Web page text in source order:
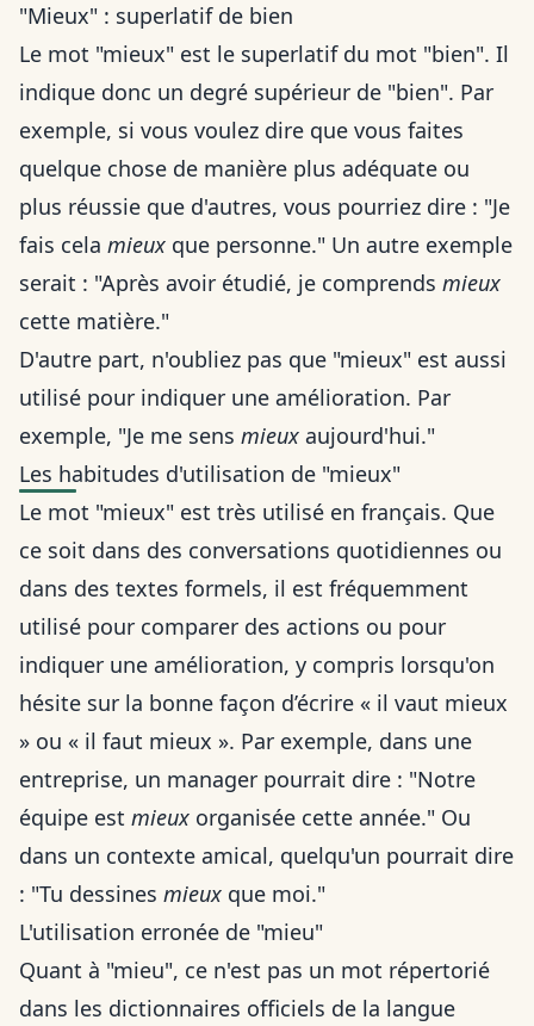
"Mieux" : superlatif de bien
Le mot "mieux" est le superlatif du mot "bien". Il
indique donc un degré supérieur de "bien". Par
exemple, si vous voulez dire que vous faites
quelque chose de manière plus adéquate ou
plus réussie que d'autres, vous pourriez dire : "Je
fais cela mieux que personne." Un autre exemple
serait : "Après avoir étudié, je comprends mieux
cette matière."
D'autre part, n'oubliez pas que "mieux" est aussi
utilisé pour indiquer une amélioration. Par
exemple, "Je me sens mieux aujourd'hui."
Les habitudes d'utilisation de "mieux"
Le mot "mieux" est très utilisé en français. Que
ce soit dans des conversations quotidiennes ou
dans des textes formels, il est fréquemment
utilisé pour comparer des actions ou pour
indiquer une amélioration, y compris lorsqu'on
hésite sur la bonne façon d’écrire « il vaut mieux
» ou « il faut mieux ». Par exemple, dans une
entreprise, un manager pourrait dire : "Notre
équipe est mieux organisée cette année." Ou
dans un contexte amical, quelqu'un pourrait dire
: "Tu dessines mieux que moi."
L'utilisation erronée de "mieu"
Quant à "mieu", ce n'est pas un mot répertorié
dans les dictionnaires officiels de la langue